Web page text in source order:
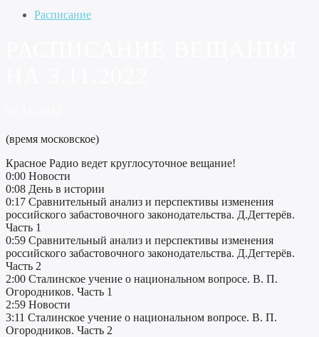
Расписание
(время московское)
Красное Радио ведет круглосуточное вещание!
0:00 Новости
0:08 День в истории
0:17 Сравнительный анализ и перспективы изменения
российского забастовочного законодательства. Д.Дегтерёв.
Часть 1
0:59 Сравнительный анализ и перспективы изменения
российского забастовочного законодательства. Д.Дегтерёв.
Часть 2
2:00 Сталинское учение о национальном вопросе. В. П.
Огородников. Часть 1
2:59 Новости
3:11 Сталинское учение о национальном вопросе. В. П.
Огородников. Часть 2